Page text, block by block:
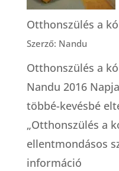
Otthonszülés a
Szerző: Nandu
Otthonszülés a
Nandu 2016
többé-kevésbé
„Otthonszülés a
ellentmondásos
információ: